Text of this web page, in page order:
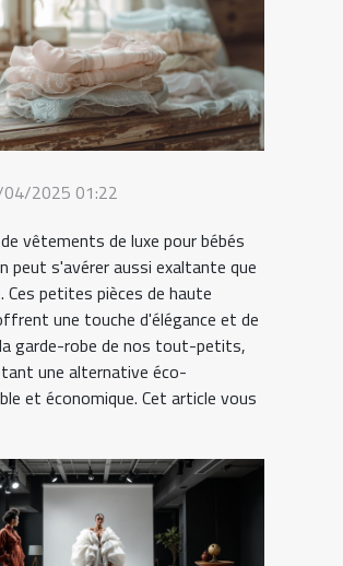
04/2025 01:22
vêtements de luxe pour bébés
peut s'avérer aussi exaltante que
Ces petites pièces de haute
une touche d'élégance et de
garde-robe de nos tout-petits,
une alternative éco-
et économique. Cet article vous